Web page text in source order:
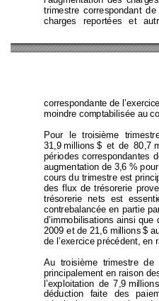
trimestre correspondant de
charges reportées et a
correspondante de l’exerci
moindre comptabilisée au
Pour le troisième
31,9 millions $ et de 80,7
périodes correspondantes
augmentation de 3,6 %
cours du trimestre est p
des flux de trésorerie
trésorerie nets est e
contrebalancée en partie
d’immobilisations ainsi que
2009 et de 21,6 millions $
de l’exercice précédent, en
Au troisième trimestre de
principalement en raison
l’exploitation de 7,9
déduction faite des